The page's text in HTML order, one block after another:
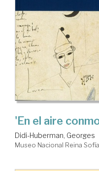
'En el aire
Didi-Huberman, Georges
Museo Nacional Reina